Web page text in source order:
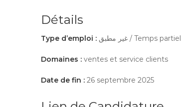
Détails
Type d’emploi : غير مطبق / Temps partiel
Domaines : ventes et service clients
Date de fin : 26 septembre 2025